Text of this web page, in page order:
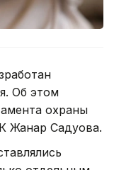
Об этом
охраны
Жанар Садуова.